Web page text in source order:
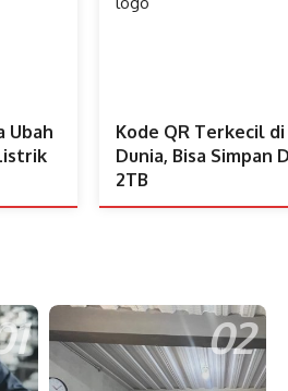
Ubah
Kode QR Terkecil di
Dunia, Bisa Simpan
2TB